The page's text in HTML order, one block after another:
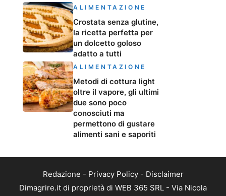
ALIMENTAZIONE
Crostata senza glutine,
la ricetta perfetta per
un dolcetto goloso
adatto a tutti
ALIMENTAZIONE
Metodi di cottura light
oltre il vapore, gli ultimi
due sono poco
conosciuti ma
permettono di gustare
alimenti sani e saporiti
Redazione - Privacy Policy- Disclaimer
Dimagrire.it di proprietà di WEB 365 SRL - Via Nicola